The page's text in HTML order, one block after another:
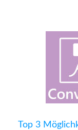
Top 3